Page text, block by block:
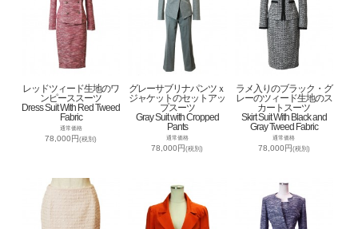
レッドツィード生地のワ
ンピーススーツ
Dress Suit With Red Tweed
Fabric
通常価格
78,000円(税別)
グレーサブリナパンツｘ
ジャケットのセットアッ
プスーツ
Gray Suit with Cropped
Pants
通常価格
78,000円(税別)
ラメ入りのブラック・グ
レーのツィード生地のス
カートスーツ
Skirt Suit With Black and
Gray Tweed Fabric
通常価格
78,000円(税別)